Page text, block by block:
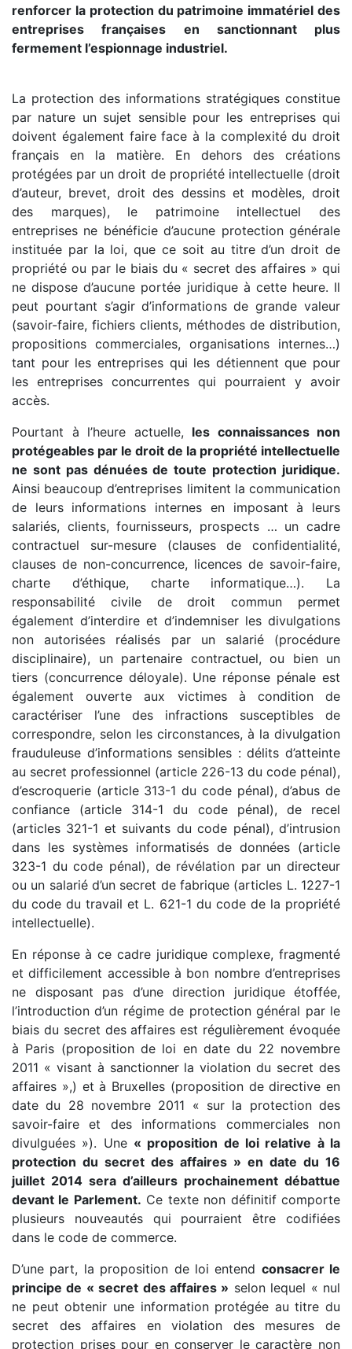
renforcer la protection du patrimoine immatériel des
entreprises françaises en sanctionnant plus
fermement l’espionnage industriel.
La protection des informations stratégiques constitue
par nature un sujet sensible pour les entreprises qui
doivent également faire face à la complexité du droit
français en la matière. En dehors des créations
protégées par un droit de propriété intellectuelle (droit
d’auteur, brevet, droit des dessins et modèles, droit
des marques), le patrimoine intellectuel des
entreprises ne bénéficie d’aucune protection générale
instituée par la loi, que ce soit au titre d’un droit de
propriété ou par le biais du « secret des affaires » qui
ne dispose d’aucune portée juridique à cette heure. Il
peut pourtant s’agir d’informations de grande valeur
(savoir-faire, fichiers clients, méthodes de distribution,
propositions commerciales, organisations internes…)
tant pour les entreprises qui les détiennent que pour
les entreprises concurrentes qui pourraient y avoir
accès.
Pourtant à l’heure actuelle, les connaissances non
protégeables par le droit de la propriété intellectuelle
ne sont pas dénuées de toute protection juridique.
Ainsi beaucoup d’entreprises limitent la communication
de leurs informations internes en imposant à leurs
salariés, clients, fournisseurs, prospects … un cadre
contractuel sur-mesure (clauses de confidentialité,
clauses de non-concurrence, licences de savoir-faire,
charte d’éthique, charte informatique…). La
responsabilité civile de droit commun permet
également d’interdire et d’indemniser les divulgations
non autorisées réalisés par un salarié (procédure
disciplinaire), un partenaire contractuel, ou bien un
tiers (concurrence déloyale). Une réponse pénale est
également ouverte aux victimes à condition de
caractériser l’une des infractions susceptibles de
correspondre, selon les circonstances, à la divulgation
frauduleuse d’informations sensibles : délits d’atteinte
au secret professionnel (article 226-13 du code pénal),
d’escroquerie (article 313-1 du code pénal), d’abus de
confiance (article 314-1 du code pénal), de recel
(articles 321-1 et suivants du code pénal), d’intrusion
dans les systèmes informatisés de données (article
323-1 du code pénal), de révélation par un directeur
ou un salarié d’un secret de fabrique (articles L. 1227-1
du code du travail et L. 621-1 du code de la propriété
intellectuelle).
En réponse à ce cadre juridique complexe, fragmenté
et difficilement accessible à bon nombre d’entreprises
ne disposant pas d’une direction juridique étoffée,
l’introduction d’un régime de protection général par le
biais du secret des affaires est régulièrement évoquée
à Paris (proposition de loi en date du 22 novembre
2011 « visant à sanctionner la violation du secret des
affaires »,) et à Bruxelles (proposition de directive en
date du 28 novembre 2011 « sur la protection des
savoir-faire et des informations commerciales non
divulguées »). Une « proposition de loi relative à la
protection du secret des affaires » en date du 16
juillet 2014 sera d’ailleurs prochainement débattue
devant le Parlement. Ce texte non définitif comporte
plusieurs nouveautés qui pourraient être codifiées
dans le code de commerce.
D’une part, la proposition de loi entend consacrer le
principe de « secret des affaires » selon lequel « nul
ne peut obtenir une information protégée au titre du
secret des affaires en violation des mesures de
protection prises pour en conserver le caractère non